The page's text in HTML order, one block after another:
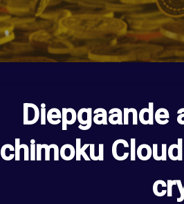
Diepgaande
Ichimoku